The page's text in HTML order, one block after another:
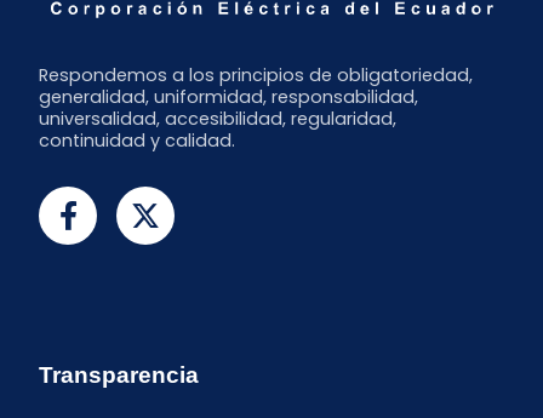
Respondemos a los principios de obligatoriedad,
generalidad, uniformidad, responsabilidad,
universalidad, accesibilidad, regularidad,
continuidad y calidad.
Transparencia